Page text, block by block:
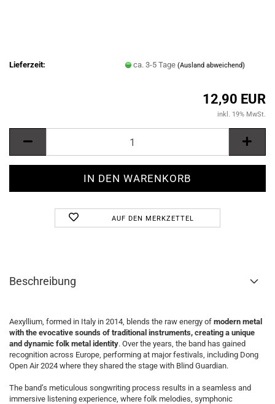
Lieferzeit: ca. 3-5 Tage(Ausland abweichend)
12,90 EUR
inkl. 19% MwSt.
AUF DEN MERKZETTEL
Beschreibung
Aexyllium, formed in Italy in 2014, blends the raw energy of modern metal
with the evocative sounds of traditional instruments, creating a unique
and dynamic folk metal identity. Over the years, the band has gained
recognition across Europe, performing at major festivals, including Dong
Open Air 2024 where they shared the stage with Blind Guardian.
The band’s meticulous songwriting process results in a seamless and
immersive listening experience, where folk melodies, symphonic